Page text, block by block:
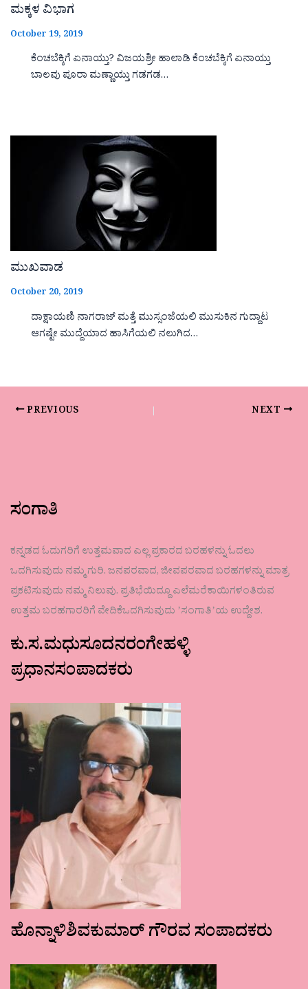
ಮಕ್ಕಳ ವಿಭಾಗ
October 19, 2019
ಕೆಂಚಬೆಕ್ಕಿಗೆ ಏನಾಯ್ತು? ವಿಜಯಶ್ರೀ ಹಾಲಾಡಿ ಕೆಂಚಬೆಕ್ಕಿಗೆ ಏನಾಯ್ತು
ಬಾಲವು ಪೂರಾ ಮಣ್ಣಾಯ್ತು ಗಡಗಡ…
ಮುಖವಾಡ
October 20, 2019
ದಾಕ್ಷಾಯಣಿ ನಾಗರಾಜ್ ಮತ್ತೆ ಮುಸ್ಸಂಜೆಯಲಿ ಮುಸುಕಿನ ಗುದ್ದಾಟ
ಆಗಷ್ಟೇ ಮುದ್ದೆಯಾದ ಹಾಸಿಗೆಯಲಿ ನಲುಗಿದ…
PREVIOUS NEXT
ಸಂಗಾತಿ
ಕನ್ನಡದ ಓದುಗರಿಗೆ ಉತ್ತಮವಾದ ಎಲ್ಲ ಪ್ರಕಾರದ ಬರಹಳನ್ನು ಓದಲು
ಒದಗಿಸುವುದು ನಮ್ಮ ಗುರಿ. ಜನಪರವಾದ, ಜೀವಪರವಾದ ಬರಹಗಳನ್ನು ಮಾತ್ರ
ಪ್ರಕಟಿಸುವುದು ನಮ್ಮ ನಿಲುವು. ಪ್ರತಿಭೆಯಿದ್ದೂ ಎಲೆಮರೆಕಾಯಿಗಳಂತಿರುವ
ಉತ್ತಮ ಬರಹಗಾರರಿಗೆ ವೇದಿಕೆಒದಗಿಸುವುದು ʼಸಂಗಾತಿʼಯ ಉದ್ದೇಶ.
ಕು.ಸ.ಮಧುಸೂದನರಂಗೇಹಳ್ಳಿ
ಪ್ರಧಾನಸಂಪಾದಕರು
ಹೊನ್ನಾಳಿಶಿವಕುಮಾರ್ ಗೌರವ ಸಂಪಾದಕರು